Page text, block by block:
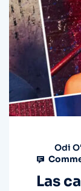
Odi
Las